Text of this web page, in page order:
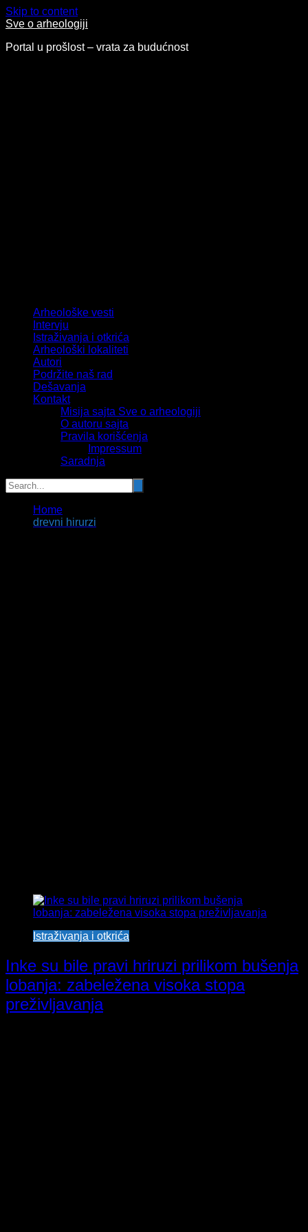
Skip to content
Sve o arheologiji
Portal u prošlost – vrata za budućnost
Arheološke vesti
Intervju
Istraživanja i otkrića
Arheološki lokaliteti
Autori
Podržite naš rad
Dešavanja
Kontakt
Misija sajta Sve o arheologiji
O autoru sajta
Pravila korišćenja
Impressum
Saradnja
Home
drevni hirurzi
Istraživanja i otkrića
Inke su bile pravi hriruzi prilikom bušenja
lobanja: zabeležena visoka stopa
preživljavanja